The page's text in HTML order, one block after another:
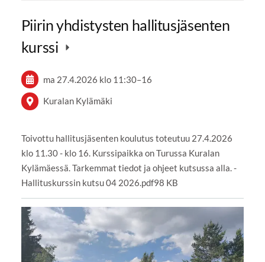
Piirin yhdistysten hallitusjäsenten
kurssi
ma 27.4.2026 klo 11:30–16
Kuralan Kylämäki
Toivottu hallitusjäsenten koulutus toteutuu 27.4.2026
klo 11.30 - klo 16. Kurssipaikka on Turussa Kuralan
Kylämäessä. Tarkemmat tiedot ja ohjeet kutsussa alla. -
Hallituskurssin kutsu 04 2026.pdf98 KB